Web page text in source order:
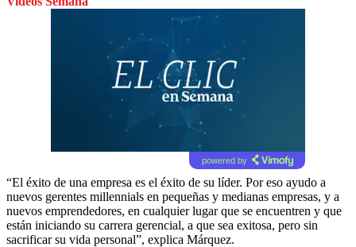
powered by
“El éxito de una empresa es el éxito de su líder. Por eso ayudo a
nuevos gerentes millennials en pequeñas y medianas empresas, y a
nuevos emprendedores, en cualquier lugar que se encuentren y que
están iniciando su carrera gerencial, a que sea exitosa, pero sin
sacrificar su vida personal”, explica Márquez.